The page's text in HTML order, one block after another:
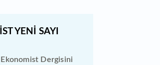
Ekonomist Dergisini